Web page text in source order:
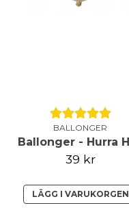
BALLONGER
39 kr
LÄGG I VARUKORGEN